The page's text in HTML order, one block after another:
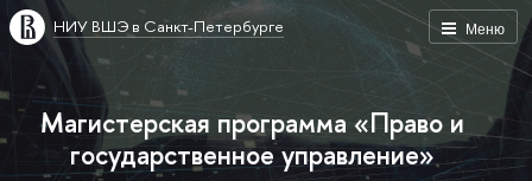
Меню
НИУ ВШЭ в Санкт-Петербурге
Магистерская программа «Право и
государственное управление»